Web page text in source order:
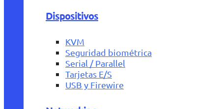
Dispositivos
KVM
Seguridad biométrica
Serial / Parallel
Tarjetas E/S
USB y Firewire